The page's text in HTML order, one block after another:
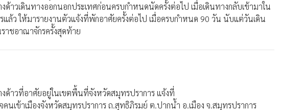
ด้าวเดินทางออกนอกประเทศก่อนครบกำหนดนัดครั้งต่อไป เมื่อเดินทางกลับเข้ามาใน
แล้ว ให้มารายงานตัวแจ้งที่พักอาศัยครั้งต่อไป เมื่อครบกำหนด 90 วัน นับแต่วันเดิน
ราชอาณาจักรครั้งสุดท้าย
ด้าวที่อาศัยอยู่ในเขตพื้นที่จังหวัดสมุทรปราการ แจ้งที่
คนเข้าเมืองจังหวัดสมุทรปราการ ถ.สุทธิภิรมย์ ต.ปากน้ำ อ.เมือง จ.สมุทรปราการ